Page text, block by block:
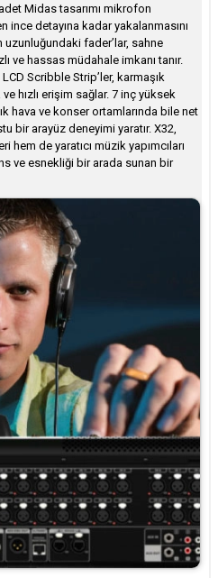
Midas tasarımı mikrofon
detayına kadar yakalanmasını
fader’lar, sahne
ve hassas müdahale imkanı tanır.
Scribble Strip’ler, karmaşık
hızlı erişim sağlar. 7 inç yüksek
hava ve konser ortamlarında bile net
bir arayüz deneyimi yaratır. X32,
de yaratıcı müzik yapımcıları
ve esnekliği bir arada sunan bir